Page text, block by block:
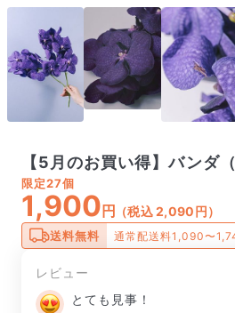
【5月のお買い得】バンダ
限定27個
1,900 円 （税込 2,090円）
送料無料 通常配送料1,090〜
レビュー
とても見事！